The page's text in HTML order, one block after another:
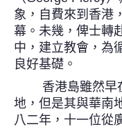
象，自費來到香港
幕。未幾，俾士轉
中，建立教會，為
良好基礎。
香港島雖然早在
地，但是其與華南
八二年，十一位從